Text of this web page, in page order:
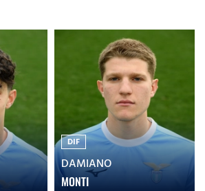
DIF
DAMIANO
MONTI